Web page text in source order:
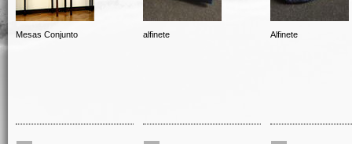
Mesas Conjunto alfinete Alfinete